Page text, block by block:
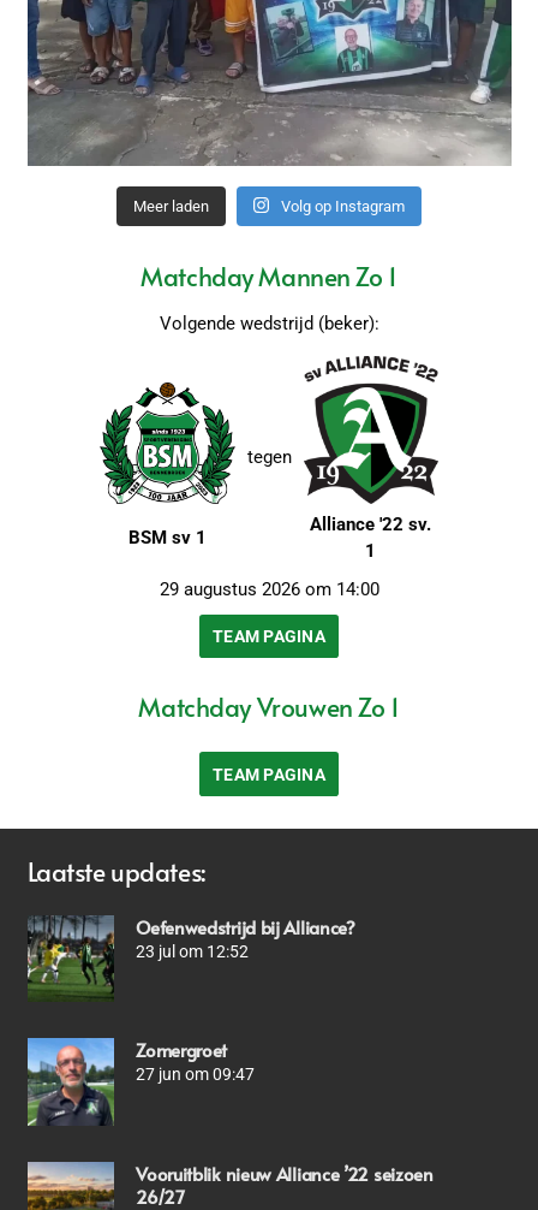
Meer laden Volg op Instagram
Matchday Mannen Zo 1
Volgende wedstrijd (beker):
BSM sv 1
tegen
Alliance '22 sv.
1
29 augustus 2026 om 14:00
TEAM PAGINA
Matchday Vrouwen Zo 1
TEAM PAGINA
Laatste updates:
Oefenwedstrijd bij Alliance?
23 jul om 12:52
Zomergroet
27 jun om 09:47
Vooruitblik nieuw Alliance ’22 seizoen
26/27